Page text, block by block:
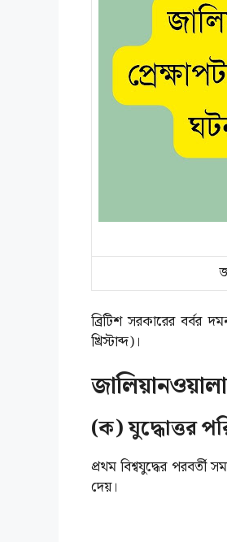
ব্রিটিশ সরকারের বর্বর
খ্রিস্টাব্দ)।
(ক) যুদ্ধোত্তর
প্রথম বিশ্বযুদ্ধের পরবর্তী
দেয়।